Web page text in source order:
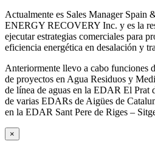
Actualmente es Sales Manager Spain
ENERGY RECOVERY Inc. y es la
ejecutar estrategias comerciales para
eficiencia energética en desalación y
Anteriormente llevo a cabo funciones
de proyectos en Agua Residuos y
de línea de aguas en la EDAR El Prat
de varias EDARs de Aigües de
en la EDAR Sant Pere de Riges –
×